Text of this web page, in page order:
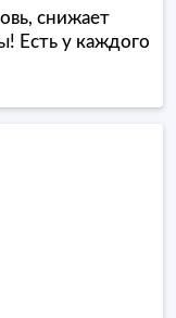
снижает
Есть у каждого